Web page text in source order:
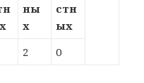
ны
х
стн
ых
2 0